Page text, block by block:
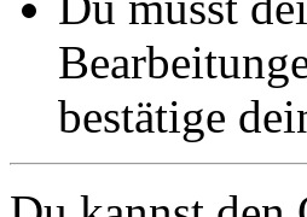
bestätige